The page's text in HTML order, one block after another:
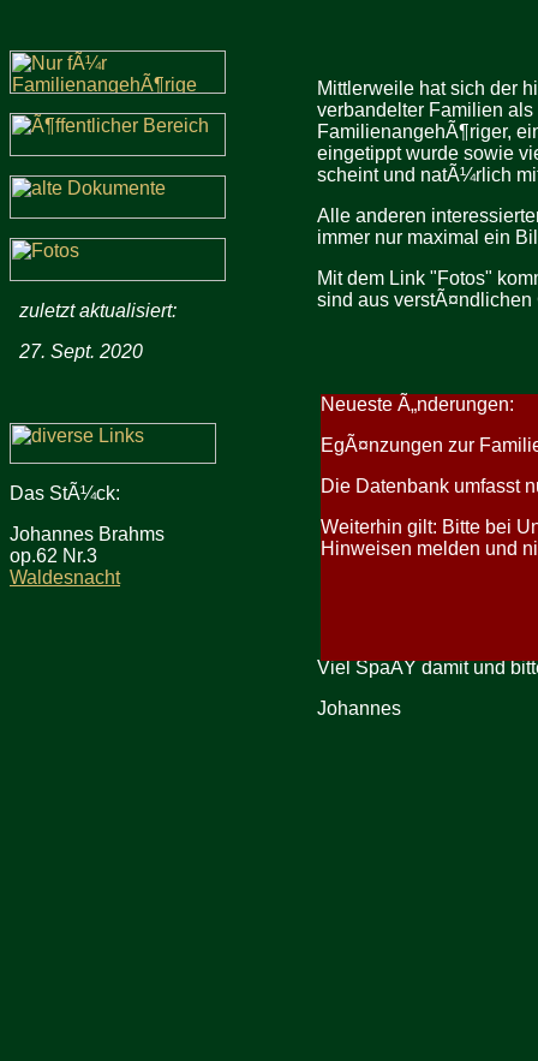
Mittlerweile hat sich der
verbandelter Familien
FamilienangehÃ¶riger,
eingetippt wurde sowie
scheint und natÃ¼rlich
Alle anderen
immer nur maximal ein
Mit dem Link "Fotos"
sind aus
Viel SpaÃŸ damit und
Johannes
zuletzt aktualisiert:
27. Sept. 2020
Das StÃ¼ck:
Johannes Brahms
op.62 Nr.3
Waldesnacht
Neueste Ã„nderungen:
EgÃ¤nzungen zur
Die Datenbank umfasst
Weiterhin gilt: Bitte bei
Hinweisen melden und